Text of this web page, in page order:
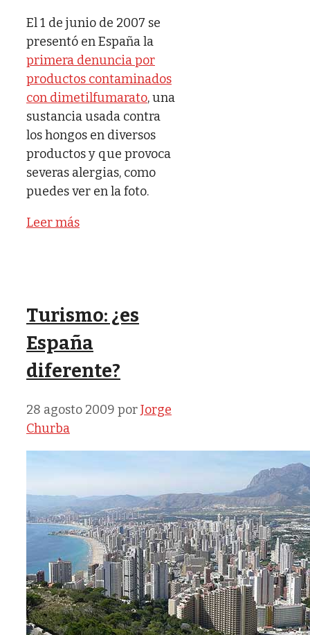
El 1 de junio de 2007 se
presentó en España la
primera denuncia por
productos contaminados
con dimetilfumarato, una
sustancia usada contra
los hongos en diversos
productos y que provoca
severas alergias, como
puedes ver en la foto.
Leer más
Turismo: ¿es
España
diferente?
28 agosto 2009 porJorge
Churba